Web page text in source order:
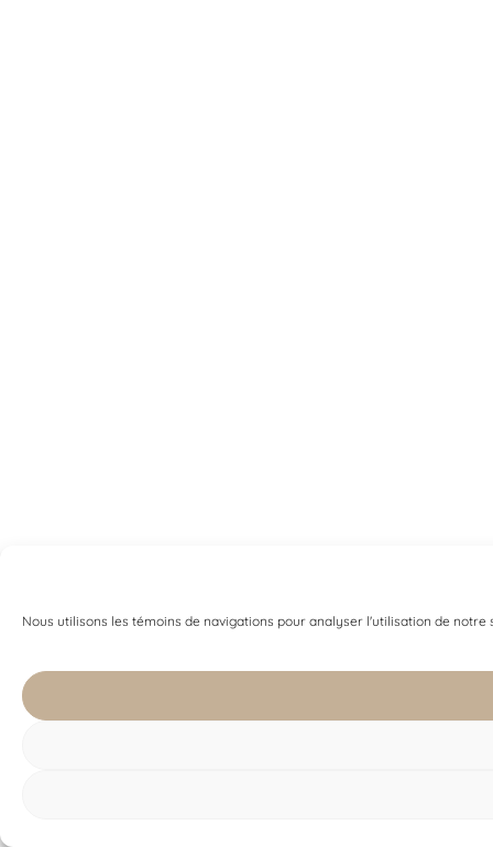
Nous utilisons les témoins de navigations pour analyser l'utilisation de